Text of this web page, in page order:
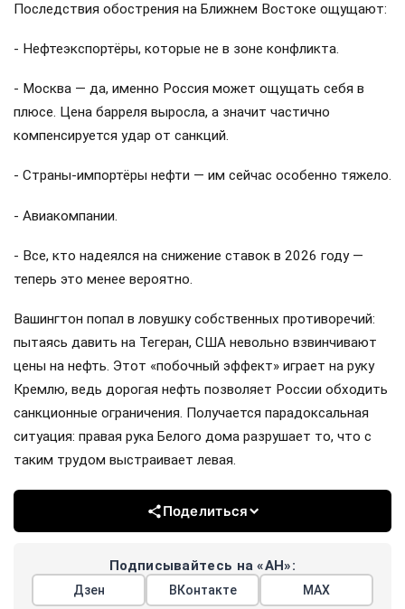
Последствия обострения на Ближнем Востоке ощущают:
- Нефтеэкспортёры, которые не в зоне конфликта.
- Москва — да, именно Россия может ощущать себя в
плюсе. Цена барреля выросла, а значит частично
компенсируется удар от санкций.
- Страны-импортёры нефти — им сейчас особенно тяжело.
- Авиакомпании.
- Все, кто надеялся на снижение ставок в 2026 году —
теперь это менее вероятно.
Вашингтон попал в ловушку собственных противоречий:
пытаясь давить на Тегеран, США невольно взвинчивают
цены на нефть. Этот «побочный эффект» играет на руку
Кремлю, ведь дорогая нефть позволяет России обходить
санкционные ограничения. Получается парадоксальная
ситуация: правая рука Белого дома разрушает то, что с
таким трудом выстраивает левая.
Поделиться
Подписывайтесь на «АН»:
Дзен ВКонтакте МАХ